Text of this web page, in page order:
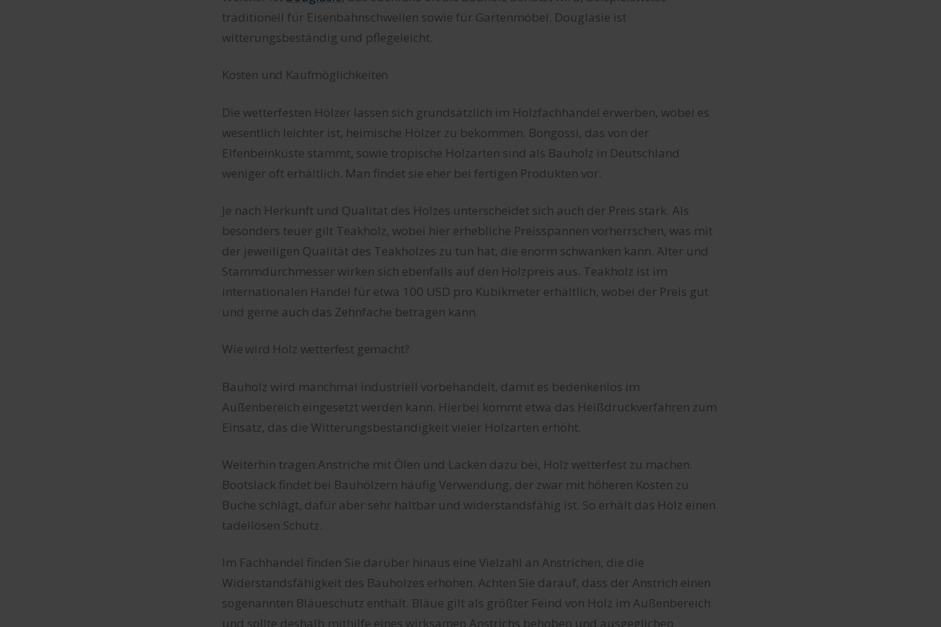
traditionell für Eisenbahnschwellen sowie für Gartenmöbel. Douglasie ist
witterungsbeständig und pflegeleicht.
Kosten und Kaufmöglichkeiten
Die wetterfesten Hölzer lassen sich grundsätzlich im Holzfachhandel erwerben, wobei es
wesentlich leichter ist, heimische Hölzer zu bekommen. Bongossi, das von der
Elfenbeinküste stammt, sowie tropische Holzarten sind als Bauholz in Deutschland
weniger oft erhältlich. Man findet sie eher bei fertigen Produkten vor.
Je nach Herkunft und Qualität des Holzes unterscheidet sich auch der Preis stark. Als
besonders teuer gilt Teakholz, wobei hier erhebliche Preisspannen vorherrschen, was mit
der jeweiligen Qualität des Teakholzes zu tun hat, die enorm schwanken kann. Alter und
Stammdurchmesser wirken sich ebenfalls auf den Holzpreis aus. Teakholz ist im
internationalen Handel für etwa 100 USD pro Kubikmeter erhältlich, wobei der Preis gut
und gerne auch das Zehnfache betragen kann.
Wie wird Holz wetterfest gemacht?
Bauholz wird manchmal industriell vorbehandelt, damit es bedenkenlos im
Außenbereich eingesetzt werden kann. Hierbei kommt etwa das Heißdruckverfahren zum
Einsatz, das die Witterungsbeständigkeit vieler Holzarten erhöht.
Weiterhin tragen Anstriche mit Ölen und Lacken dazu bei, Holz wetterfest zu machen.
Bootslack findet bei Bauhölzern häufig Verwendung, der zwar mit höheren Kosten zu
Buche schlägt, dafür aber sehr haltbar und widerstandsfähig ist. So erhält das Holz einen
tadellosen Schutz.
Im Fachhandel finden Sie darüber hinaus eine Vielzahl an Anstrichen, die die
Widerstandsfähigkeit des Bauholzes erhöhen. Achten Sie darauf, dass der Anstrich einen
sogenannten Bläueschutz enthält. Bläue gilt als größter Feind von Holz im Außenbereich
und sollte deshalb mithilfe eines wirksamen Anstrichs behoben und ausgeglichen